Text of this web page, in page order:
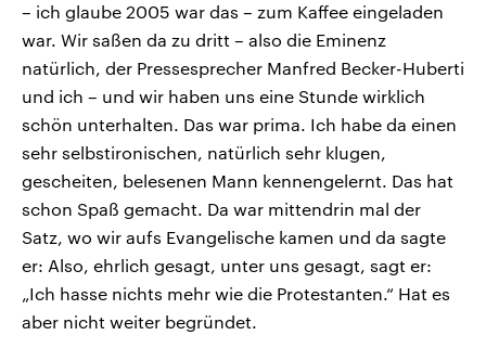
– ich glaube 2005 war das – zum Kaffee eingeladen
war. Wir saßen da zu dritt – also die Eminenz
natürlich, der Pressesprecher Manfred Becker-Huberti
und ich – und wir haben uns eine Stunde wirklich
schön unterhalten. Das war prima. Ich habe da einen
sehr selbstironischen, natürlich sehr klugen,
gescheiten, belesenen Mann kennengelernt. Das hat
schon Spaß gemacht. Da war mittendrin mal der
Satz, wo wir aufs Evangelische kamen und da sagte
er: Also, ehrlich gesagt, unter uns gesagt, sagt er:
„Ich hasse nichts mehr wie die Protestanten.“ Hat es
aber nicht weiter begründet.